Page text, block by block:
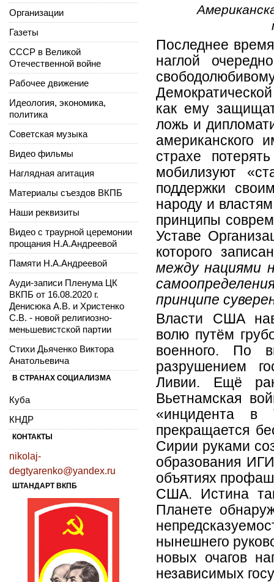
Последнее
наглой
как ему
ложь и
американского
страхе
мобилизуют
поддержки
народу и
принципы
Уставе
которого
между нациями
принципе
Власти США
волю путём
военного. По
разрушением
Ливии. Ещё
Вьетнамская
«инцидента в
прекращается
Сирии руками
образования
объятиях
США. Истина
Планете
нынешнего
новых очагов
независимых
Организации
Газеты
СССР в Великой
Отечественной войне
Рабочее движение
Идеология, экономика,
политика
Советская музыка
Видео фильмы
Наглядная агитация
Материалы съездов ВКПБ
Наши реквизиты
Видео с траурной церемонии
прощания Н.А.Андреевой
Памяти Н.А.Андреевой
Ауди-записи Пленума ЦК
ВКПБ от 16.08.2020 г.
Денисюка А.В. и Христенко
С.В. - новой религиозно-
меньшевистской партии
Стихи Дьяченко Виктора
Анатольевича
В СТРАНАХ СОЦИАЛИЗМА
Куба
КНДР
КОНТАКТЫ
nikolaj-
degtyarenko@yandex.ru
ШТАНДАРТ ВКПБ